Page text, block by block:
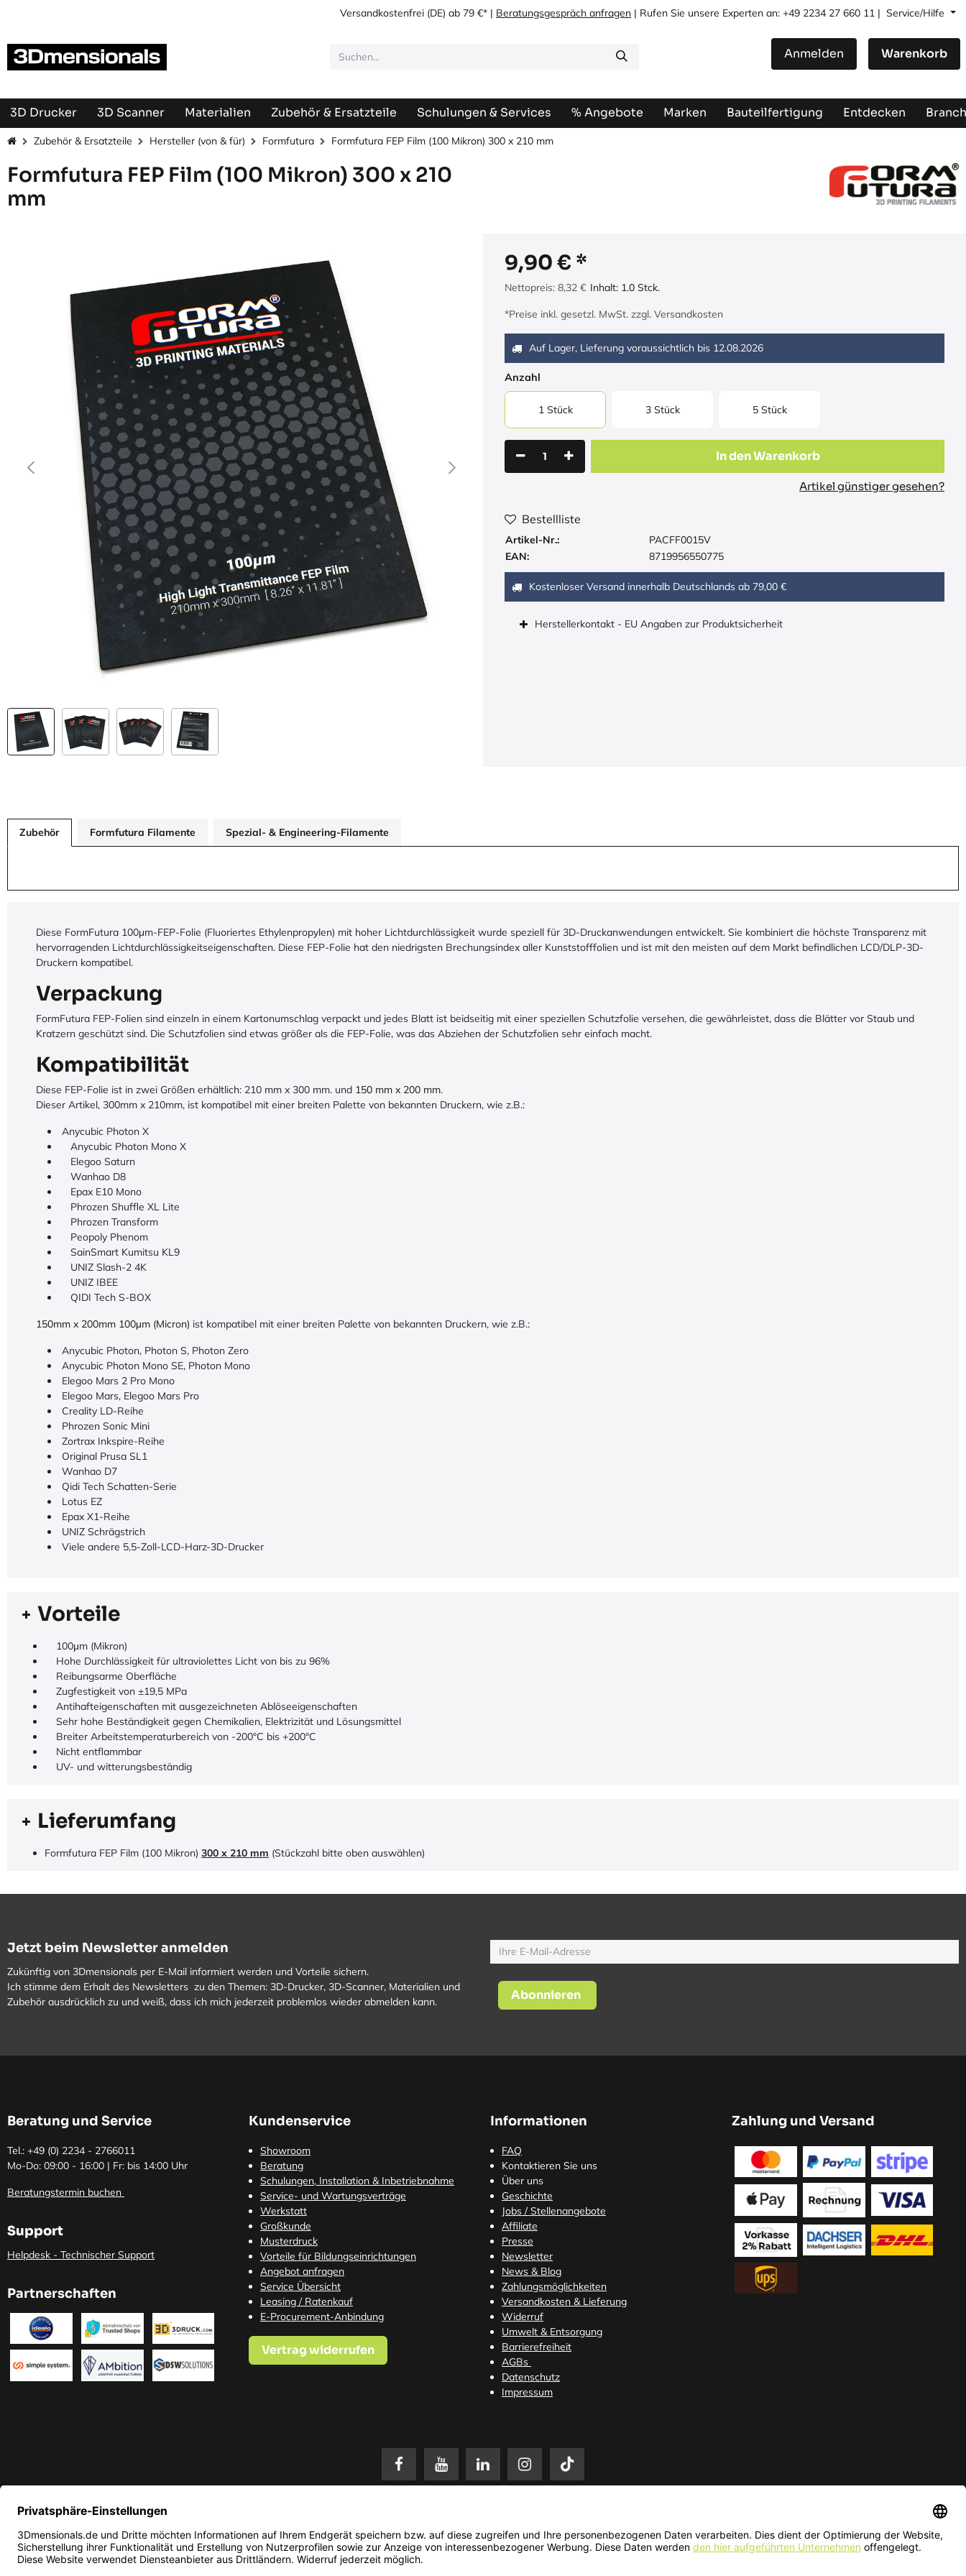
Versandkostenfrei (DE) ab 79 €* | Beratungsgespräch anfragen | Rufen Sie unsere Experten an: +49 2234 27 660 11 | Service/Hilfe
Anmelden Warenkorb
3D Drucker 3D Scanner Materialien Zubehör & Ersatzteile Schulungen & Services % Angebote Marken Bauteilfertigung Entdecken
Zubehör & Ersatzteile Hersteller (von & für) Formfutura Formfutura FEP Film (100 Mikron) 300 x 210 mm
Formfutura FEP Film (100 Mikron) 300 x 210
mm
9,90 €
Nettopreis: 8,32 € Inhalt: 1.0 Stck.
*Preise inkl. gesetzl. MwSt. zzgl. Versandkosten
Auf Lager, Lieferung voraussichtlich bis 12.08.2026
Anzahl
1 Stück 3 Stück 5 Stück
In den Warenkorb
Artikel günstiger gesehen?
Bestellliste
Artikel-Nr.:
PACFF0015V
EAN:
8719956550775
Kostenloser Versand innerhalb Deutschlands ab 79,00 €
Herstellerkontakt - EU Angaben zur Produktsicherheit
Zubehör Formfutura Filamente Spezial- & Engineering-Filamente
Diese FormFutura 100μm-FEP-Folie (Fluoriertes Ethylenpropylen) mit hoher Lichtdurchlässigkeit wurde speziell für 3D-Druckanwendungen entwickelt. Sie kombiniert die höchste Transparenz mit
hervorragenden Lichtdurchlässigkeitseigenschaften. Diese FEP-Folie hat den niedrigsten Brechungsindex aller Kunststofffolien und ist mit den meisten auf dem Markt befindlichen LCD/DLP-3D-
Druckern kompatibel.
Verpackung
FormFutura FEP-Folien sind einzeln in einem Kartonumschlag verpackt und jedes Blatt ist beidseitig mit einer speziellen Schutzfolie versehen, die gewährleistet, dass die Blätter vor Staub und
Kratzern geschützt sind. Die Schutzfolien sind etwas größer als die FEP-Folie, was das Abziehen der Schutzfolien sehr einfach macht.
Kompatibilität
Diese FEP-Folie ist in zwei Größen erhältlich: 210 mm x 300 mm. und 150 mm x 200 mm.
Dieser Artikel, 300mm x 210mm, ist kompatibel mit einer breiten Palette von bekannten Druckern, wie z.B.:
Anycubic Photon X
Anycubic Photon Mono X
Elegoo Saturn
Wanhao D8
Epax E10 Mono
Phrozen Shuffle XL Lite
Phrozen Transform
Peopoly Phenom
SainSmart Kumitsu KL9
UNIZ Slash-2 4K
UNIZ IBEE
QIDI Tech S-BOX
150mm x 200mm 100μm (Micron) ist kompatibel mit einer breiten Palette von bekannten Druckern, wie z.B.:
Anycubic Photon, Photon S, Photon Zero
Anycubic Photon Mono SE, Photon Mono
Elegoo Mars 2 Pro Mono
Elegoo Mars, Elegoo Mars Pro
Creality LD-Reihe
Phrozen Sonic Mini
Zortrax Inkspire-Reihe
Original Prusa SL1
Wanhao D7
Qidi Tech Schatten-Serie
Lotus EZ
Epax X1-Reihe
UNIZ Schrägstrich
Viele andere 5,5-Zoll-LCD-Harz-3D-Drucker
Vorteile
100μm (Mikron)
Hohe Durchlässigkeit für ultraviolettes Licht von bis zu 96%
Reibungsarme Oberfläche
Zugfestigkeit von ±19,5 MPa
Antihafteigenschaften mit ausgezeichneten Ablöseeigenschaften
Sehr hohe Beständigkeit gegen Chemikalien, Elektrizität und Lösungsmittel
Breiter Arbeitstemperaturbereich von -200°C bis +200°C
Nicht entflammbar
UV- und witterungsbeständig
Lieferumfang
Formfutura FEP Film (100 Mikron) 300 x 210 mm (Stückzahl bitte oben auswählen)
Jetzt beim Newsletter anmelden
Zukünftig von 3Dmensionals per E-Mail informiert werden und Vorteile sichern.
Ich stimme dem Erhalt des Newsletters zu den Themen: 3D-Drucker, 3D-Scanner, Materialien und
Zubehör ausdrücklich zu und weiß, dass ich mich jederzeit problemlos wieder abmelden kann.
Abonnieren
Beratung und Service
Tel.: +49 (0) 2234 - 2766011
Mo-Do: 09:00 - 16:00 | Fr: bis 14:00 Uhr
Beratungstermin buchen
Support
Helpdesk - Technischer Support
Partnerschaften
Kundenservice
Showroom
Beratung
Schulungen, Installation & Inbetriebnahme
Service- und Wartungsverträge
Werkstatt
Großkunde
Musterdruck
Vorteile für Bildungseinrichtungen
Angebot anfragen
Service Übersicht
Leasing / Ratenkauf
E-Procurement-Anbindung
Vertrag widerrufen
Informationen
FAQ
Kontaktieren Sie uns
Über uns
Geschichte
Jobs / Stellenangebote
Affiliate
Presse
Newsletter
News & Blog
Zahlungsmöglichkeiten
Versandkosten & Lieferung
Widerruf
Umwelt & Entsorgung
Barrierefreiheit
AGBs
Datenschutz
Impressum
Zahlung und Versand